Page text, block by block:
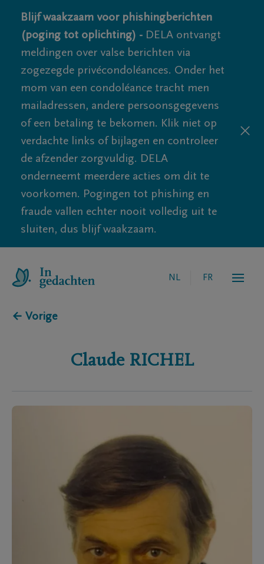
Blijf waakzaam voor phishingberichten
(poging tot oplichting) - DELA ontvangt
meldingen over valse berichten via
zogezegde privécondoléances. Onder het
mom van een condoléance tracht men
mailadressen, andere persoonsgegevens
of een betaling te bekomen. Klik niet op
verdachte links of bijlagen en controleer
de afzender zorgvuldig. DELA
onderneemt meerdere acties om dit te
voorkomen. Pogingen tot phishing en
fraude vallen echter nooit volledig uit te
sluiten, dus blijf waakzaam.
NL FR
← Vorige
Claude RICHEL